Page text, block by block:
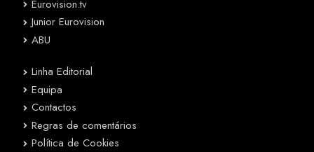
Eurovision.tv
Junior Eurovision
ABU
Linha Editorial
Equipa
Contactos
Regras de comentários
Política de Cookies